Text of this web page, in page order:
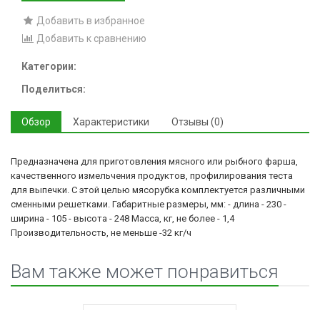
Добавить в избранное
Добавить к сравнению
Категории:
Поделиться:
Обзор Характеристики Отзывы (0)
Предназначена для приготовления мясного или рыбного фарша,
качественного измельчения продуктов, профилирования теста
для выпечки. С этой целью мясорубка комплектуется различными
сменными решетками. Габаритные размеры, мм: - длина - 230 -
ширина - 105 - высота - 248 Масса, кг, не более - 1,4
Производительность, не меньше -32 кг/ч
Вам также может понравиться